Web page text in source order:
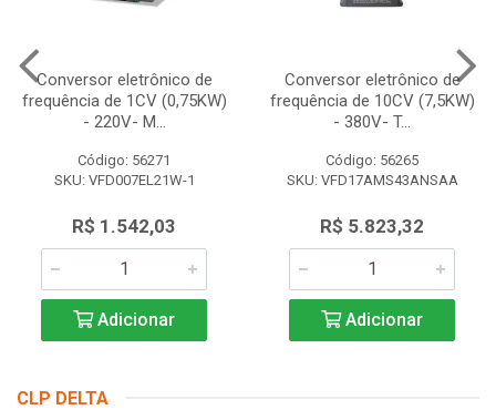
Conversor eletrônico de
frequência de 1CV (0,75KW)
- 220V- M...
Código: 56271
SKU: VFD007EL21W-1
R$ 1.542,03
Adicionar
Conversor eletrônico de
frequência de 10CV (7,5KW)
- 380V- T...
Código: 56265
SKU: VFD17AMS43ANSAA
R$ 5.823,32
Adicionar
CLP DELTA